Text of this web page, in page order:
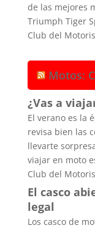
de las mejores
Triumph Tiger
Club del
Motos:
¿Vas a
El verano es la
revisa bien las
llevarte
viajar en moto
Club del
El casco
legal
Los casco de